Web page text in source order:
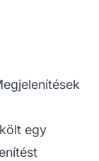
egy